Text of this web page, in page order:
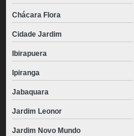
Chácara Flora
Cidade Jardim
Ibirapuera
Ipiranga
Jabaquara
Jardim Leonor
Jardim Novo Mundo